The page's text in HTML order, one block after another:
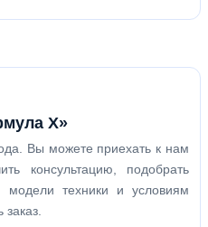
Х»
Вы можете приехать к нам
консультацию, подобрать
модели техники и условиям